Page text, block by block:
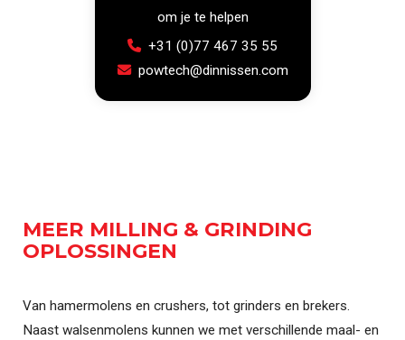
om je te helpen
+31 (0)77 467 35 55
powtech@dinnissen.com
MEER MILLING & GRINDING
OPLOSSINGEN
Van hamermolens en crushers, tot grinders en brekers.
Naast walsenmolens kunnen we met verschillende maal- en